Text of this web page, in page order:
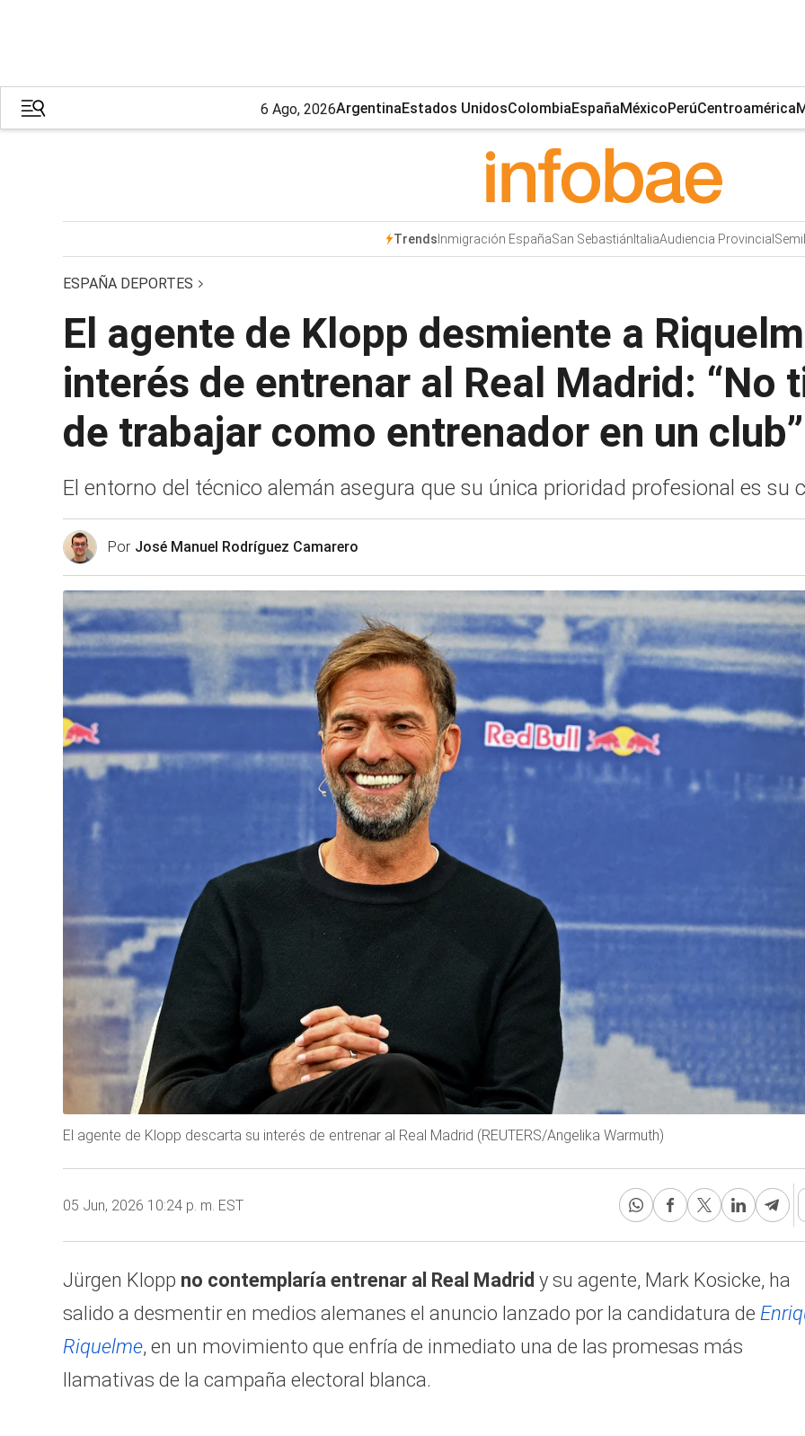
6 Ago, 2026ArgentinaEstados UnidosColombiaEspañaMéxicoPerúCentroamérica
TrendsInmigración EspañaSan SebastiánItaliaAudiencia Provincial
ESPAÑA DEPORTES
El agente de Klopp desmiente a
interés de entrenar al Real Madrid: “No
de trabajar como entrenador en un club”
El entorno del técnico alemán asegura que su única prioridad profesional es su
Por José Manuel Rodríguez Camarero
El agente de Klopp descarta su interés de entrenar al Real Madrid (REUTERS/Angelika Warmuth)
05 Jun, 2026 10:24 p. m. EST
Jürgen Klopp no contemplaría entrenar al Real Madrid y su agente, Mark Kosicke, ha
salido a desmentir en medios alemanes el anuncio lanzado por la candidatura de
Riquelme, en un movimiento que enfría de inmediato una de las promesas más
llamativas de la campaña electoral blanca.